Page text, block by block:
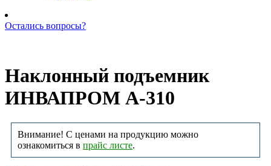
Остались вопросы?
Наклонный подъемник
ИНВАПРОМ А-310
Внимание! С ценами на продукцию можно
ознакомиться в прайс листе.